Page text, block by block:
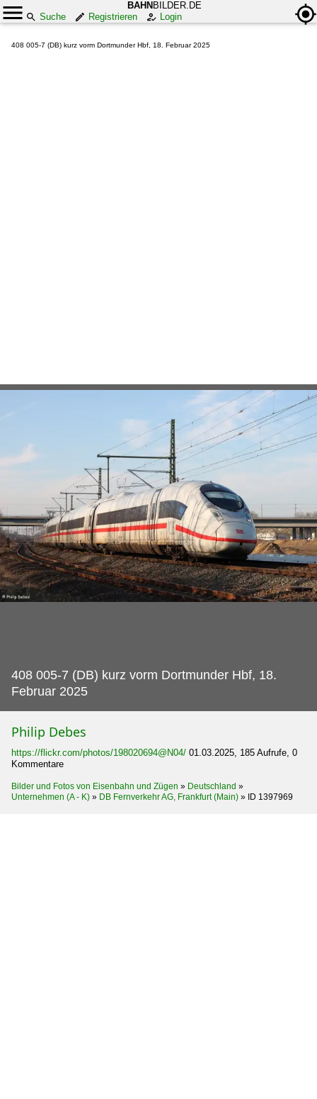
BAHN BILDER.DE
Suche
Registrieren Login
408 005-7 (DB) kurz vorm Dortmunder Hbf, 18. Februar 2025
408 005-7 (DB) kurz vorm Dortmunder Hbf, 18.
Februar 2025
Philip Debes
https://flickr.com/photos/198020694@N04/ 01.03.2025, 185 Aufrufe, 0
Kommentare
Bilder und Fotos von Eisenbahn und Zügen » Deutschland »
Unternehmen (A - K) » DB Fernverkehr AG, Frankfurt (Main) » ID 1397969